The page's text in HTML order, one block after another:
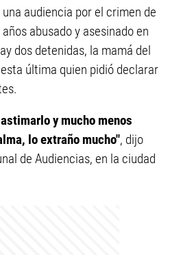
audiencia por el crimen de
abusado y asesinado en
dos detenidas, la mamá del
última quien pidió declarar
y mucho menos
lo extraño mucho", dijo
de Audiencias, en la ciudad